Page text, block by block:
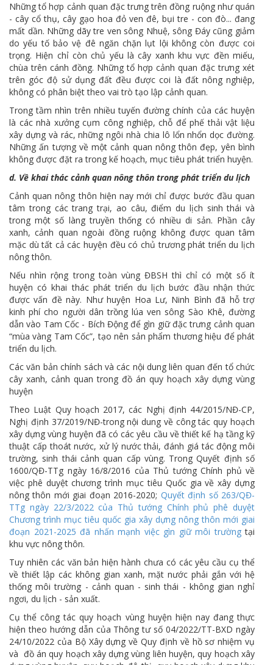
Những tổ hợp cảnh quan đặc trưng trên đồng ruộng như quán
- cây cổ thụ, cây gạo hoa đỏ ven đê, bụi tre - con đò... đang
mất dần. Những dãy tre ven sông Nhuệ, sông Đáy cũng giảm
do yếu tố bảo vệ đê ngăn chặn lụt lội không còn được coi
trọng. Hiện chỉ còn chủ yếu là cây xanh khu vực đền miếu,
chùa trên cánh đồng. Những tổ hợp cảnh quan đặc trưng xét
trên góc độ sử dụng đất đều được coi là đất nông nghiệp,
không có phân biệt theo vai trò tạo lập cảnh quan.
Trong tầm nhìn trên nhiều tuyến đường chính của các huyện
là các nhà xưởng cụm công nghiệp, chỗ để phế thải vật liệu
xây dựng và rác, những ngôi nhà chia lô lổn nhổn dọc đường.
Những ấn tượng về một cảnh quan nông thôn đẹp, yên bình
không được đặt ra trong kế hoạch, mục tiêu phát triển huyện.
d. Về khai thác cảnh quan nông thôn trong phát triển du lịch
Cảnh quan nông thôn hiện nay mới chỉ được bước đầu quan
tâm trong các trang trại, ao câu, điểm du lịch sinh thái và
trong một số làng truyền thống có nhiều di sản. Phần cây
xanh, cảnh quan ngoài đồng ruộng không được quan tâm
mặc dù tất cả các huyện đều có chủ trương phát triển du lịch
nông thôn.
Nếu nhìn rộng trong toàn vùng ĐBSH thì chỉ có một số ít
huyện có khai thác phát triển du lịch bước đầu nhận thức
được vấn đề này. Như huyện Hoa Lư, Ninh Bình đã hỗ trợ
kinh phí cho người dân trồng lúa ven sông Sào Khê, đường
dẫn vào Tam Cốc - Bích Động để gìn giữ đặc trưng cảnh quan
“mùa vàng Tam Cốc”, tạo nên sản phẩm thương hiệu để phát
triển du lịch.
Các văn bản chính sách và các nội dung liên quan đến tổ chức
cây xanh, cảnh quan trong đồ án quy hoạch xây dựng vùng
huyện
Theo Luật Quy hoạch 2017, các Nghị định 44/2015/NĐ-CP,
Nghị định 37/2019/NĐ-trong nội dung về công tác quy hoạch
xây dựng vùng huyện đã có các yêu cầu về thiết kế hạ tầng kỹ
thuật cấp thoát nước, xử lý nước thải, đánh giá tác động môi
trường, sinh thái cảnh quan cấp vùng. Trong Quyết định số
1600/QĐ-TTg ngày 16/8/2016 của Thủ tướng Chính phủ về
việc phê duyệt chương trình mục tiêu Quốc gia về xây dựng
nông thôn mới giai đoạn 2016-2020; Quyết định số 263/QĐ-
TTg ngày 22/3/2022 của Thủ tướng Chính phủ phê duyệt
Chương trình mục tiêu quốc gia xây dựng nông thôn mới giai
đoạn 2021-2025 đã nhấn mạnh việc gìn giữ môi trườngtại
khu vực nông thôn.
Tuy nhiên các văn bản hiện hành chưa có các yêu cầu cụ thể
về thiết lập các không gian xanh, mặt nước phải gắn với hệ
thống môi trường - cảnh quan - sinh thái - không gian nghỉ
ngơi, du lịch - sản xuất.
Cụ thể công tác quy hoạch vùng huyện hiện nay đang thực
hiện theo hướng dẫn của Thông tư số 04/2022/TT-BXD ngày
24/10/2022 của Bộ Xây dựng về Quy định về hồ sơ nhiệm vụ
và đồ án quy hoạch xây dựng vùng liên huyện, quy hoạch xây